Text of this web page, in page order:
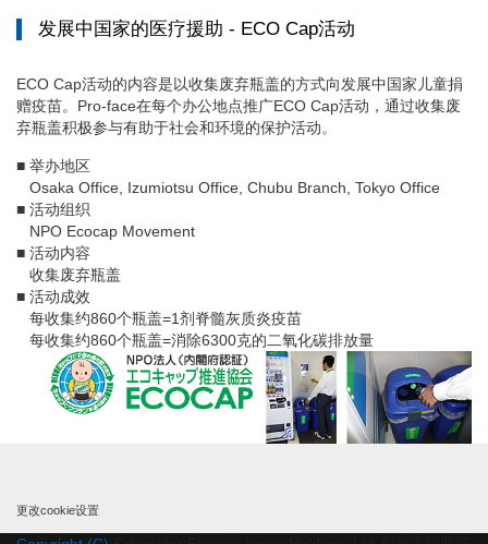
发展中国家的医疗援助 - ECO Cap活动
ECO Cap活动的内容是以收集废弃瓶盖的方式向发展中国家儿童捐
赠疫苗。Pro-face在每个办公地点推广ECO Cap活动，通过收集废
弃瓶盖积极参与有助于社会和环境的保护活动。
■ 举办地区
Osaka Office, Izumiotsu Office, Chubu Branch, Tokyo Office
■ 活动组织
NPO Ecocap Movement
■ 活动内容
收集废弃瓶盖
■ 活动成效
每收集约860个瓶盖=1剂脊髓灰质炎疫苗
每收集约860个瓶盖=消除6300克的二氧化碳排放量
更改cookie设置